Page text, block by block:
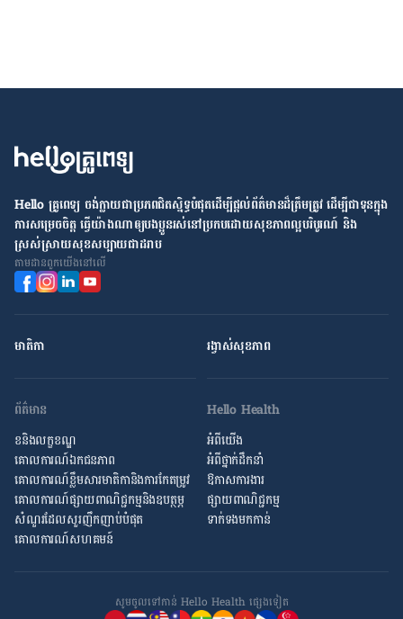
Hello គ្រូពេទ្យ ​ចង់​ក្លាយ​ជា​ប្រភព​ជិតស្និទ្ធបំផុតដើម្បី​ផ្ដល់​ព័ត៌មាន​ដ៏​ត្រឹមត្រូវ​ ដើម្បី​ជា​ទុន​ក្នុង​
ការ​សម្រេច​ចិត្ត ធ្វើ​យ៉ាង​ណា​ឲ្យ​បងប្អូន​រស់នៅ​ប្រកប​ដោយ​សុខភាព​ល្អ​បរិបូរណ៍ និង​
ស្រស់ស្រាយ​សុខសប្បាយ​ជា​ដរាប
តាម​ដាន​ពួក​យើង​នៅ​លើ
មាតិកា រង្វាស់​សុខភាព
ព័ត៌មាន
ខនិងលក្ខខណ្ឌ
គោលការណ៍ឯកជនភាព
គោលការណ៍​ខ្លឹម​សារ​មាតិកា​និង​ការ​កែតម្រូវ
គោលការណ៍ផ្សាយពាណិជ្ជកម្មនិងឧបត្ថម្ភ
សំណួរ​ដែល​សួរ​ញឹកញាប់​បំផុត
គោលការណ៍​សហគមន៍
Hello Health
អំពីយើង
អំពី​ថ្នាក់ដឹកនាំ
ឱកាស​ការងារ
ផ្សាយពាណិជ្ជកម្ម
ទាក់ទងមកកាន់
សូមចូល​ទៅកាន់ Hello Health ផ្សេង​ទៀត